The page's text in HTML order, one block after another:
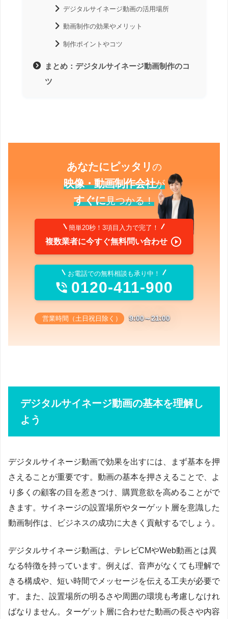
デジタルサイネージ動画の活用場所
動画制作の効果やメリット
制作ポイントやコツ
まとめ：デジタルサイネージ動画制作のコ
ツ
あなたにピッタリの
映像・動画制作会社が
すぐに見つかる！
簡単20秒！3項目入力で完了！
複数業者に今すぐ無料問い合わせ 
お電話での無料相談も承り中！
 0120-411-900
営業時間（土日祝日除く） 9:00～21:00
デジタルサイネージ動画の基本を理解し
よう
デジタルサイネージ動画で効果を出すには、まず基本を押
さえることが重要です。動画の基本を押さえることで、よ
り多くの顧客の目を惹きつけ、購買意欲を高めることがで
きます。サイネージの設置場所やターゲット層を意識した
動画制作は、ビジネスの成功に大きく貢献するでしょう。
デジタルサイネージ動画は、テレビCMやWeb動画とは異
なる特徴を持っています。例えば、音声がなくても理解で
きる構成や、短い時間でメッセージを伝える工夫が必要で
す。また、設置場所の明るさや周囲の環境も考慮しなけれ
ばなりません。ターゲット層に合わせた動画の長さや内容